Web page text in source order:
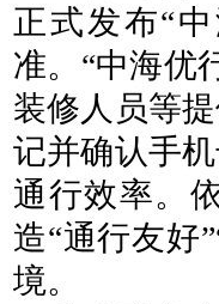
正式发布“
准。“中海优
装修人员等
记并确认手
通行效率。
造“通行友好
境。